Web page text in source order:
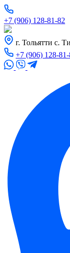
+7 (906) 128-81-82
г. Тольятти с.
+7 (906) 128-81-